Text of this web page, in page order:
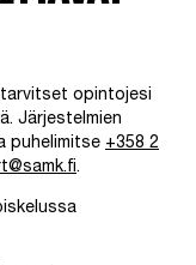
tarvitset opintojesi
Järjestelmien
puhelimitse +358 2
.